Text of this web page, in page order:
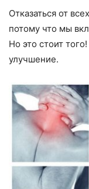
Отказаться от
потому что мы
Но это стоит
улучшение.